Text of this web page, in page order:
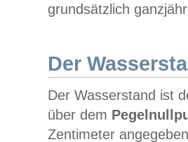
grundsätzlich
Der
Der Wasserstand ist
über dem
Zentimeter